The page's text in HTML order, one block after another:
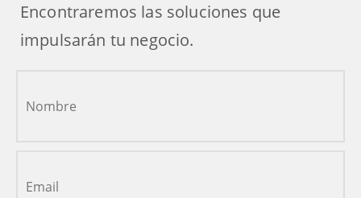
Encontraremos las soluciones que
impulsarán tu negocio.